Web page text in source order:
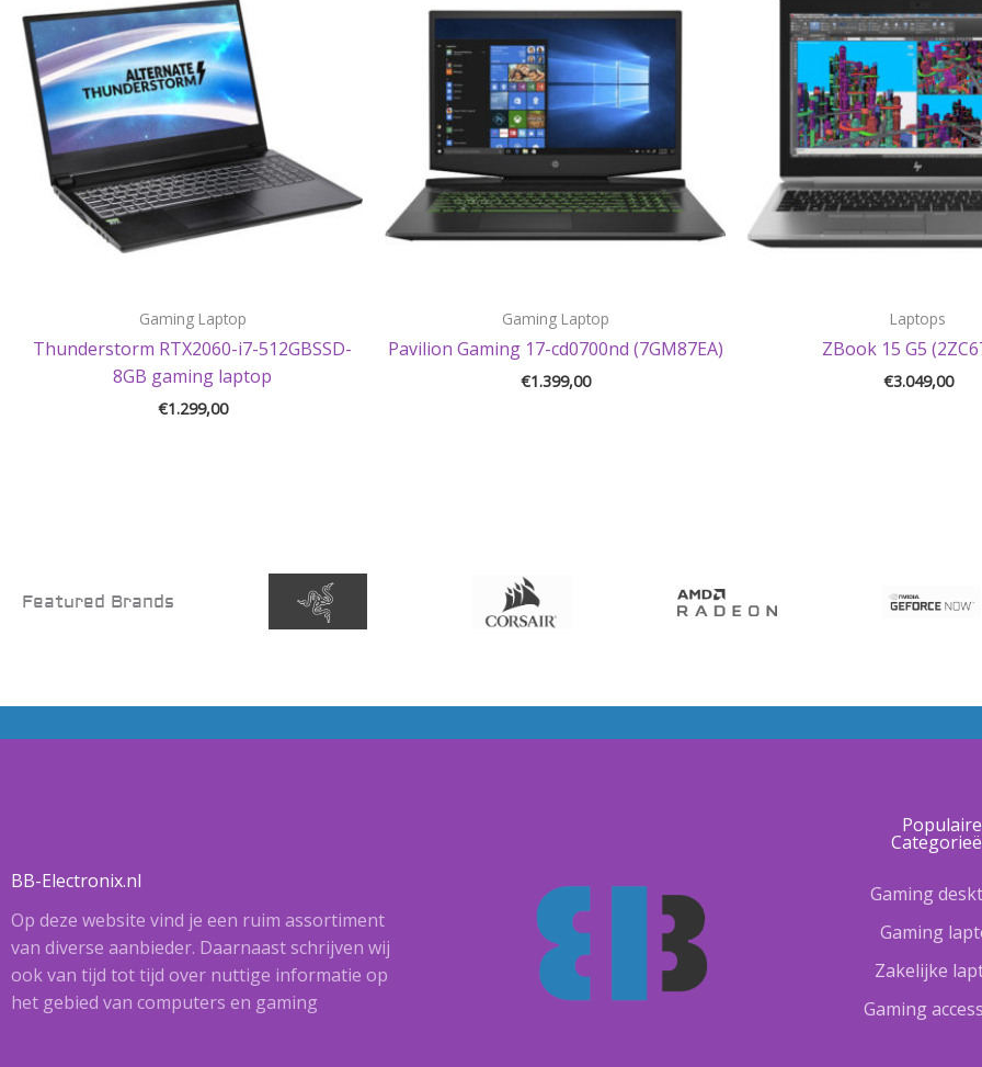
Gaming Laptop
Thunderstorm RTX2060-i7-512GBSSD-
8GB gaming laptop
€1.299,00
Gaming Laptop
Pavilion Gaming 17-cd0700nd (7GM87EA)
€1.399,00
Laptops
ZBook 15 G5
€3.049,00
Featured Brands
BB-Electronix.nl
Op deze website vind je een ruim assortiment
van diverse aanbieder. Daarnaast schrijven wij
ook van tijd tot tijd over nuttige informatie op
het gebied van computers en gaming
Populaire
Gaming
Gaming
Zakelijke
Gaming